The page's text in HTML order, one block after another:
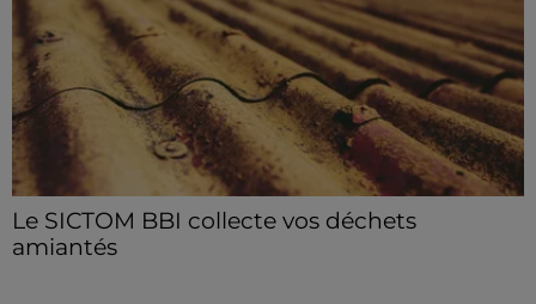
Le SICTOM BBI collecte vos déchets
amiantés